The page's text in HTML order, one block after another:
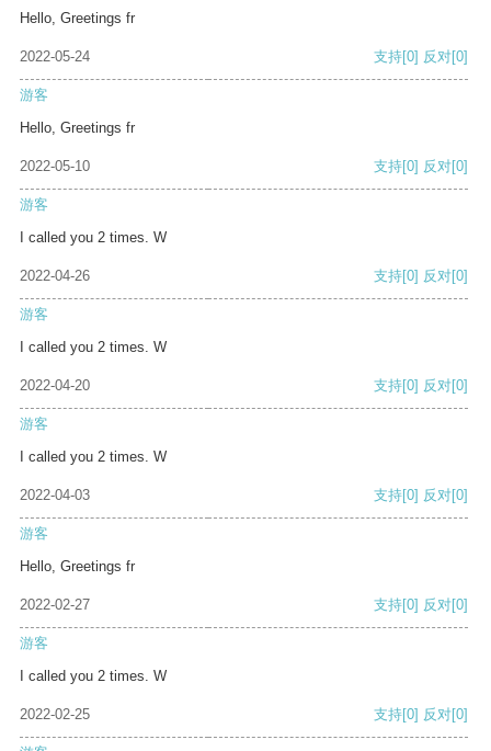
Hello, Greetings fr
2022-05-24 支持[0] 反对[0]
游客
Hello, Greetings fr
2022-05-10 支持[0] 反对[0]
游客
I called you 2 times. W
2022-04-26 支持[0] 反对[0]
游客
I called you 2 times. W
2022-04-20 支持[0] 反对[0]
游客
I called you 2 times. W
2022-04-03 支持[0] 反对[0]
游客
Hello, Greetings fr
2022-02-27 支持[0] 反对[0]
游客
I called you 2 times. W
2022-02-25 支持[0] 反对[0]